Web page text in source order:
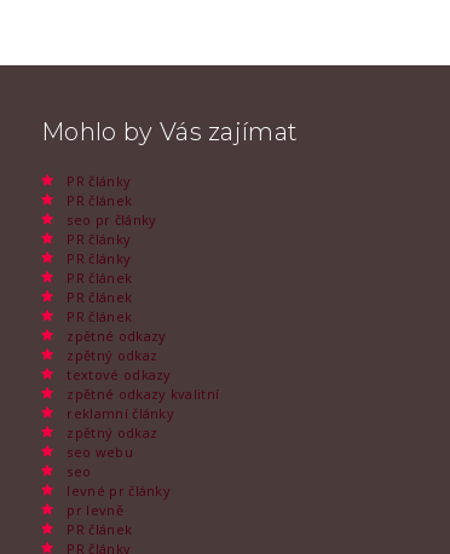
Mohlo by Vás zajímat
PR články
PR článek
seo pr články
PR články
PR články
PR článek
PR článek
PR článek
zpětné odkazy
zpětný odkaz
textové odkazy
zpětné odkazy kvalitní
reklamní články
zpětný odkaz
seo webu
seo
levné pr články
pr levně
PR článek
PR články